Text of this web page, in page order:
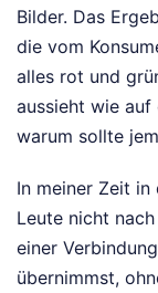
Bilder. Das
die vom
alles rot und
aussieht wie
warum sollte
In meiner Zeit
Leute nicht
einer
übernimmst,